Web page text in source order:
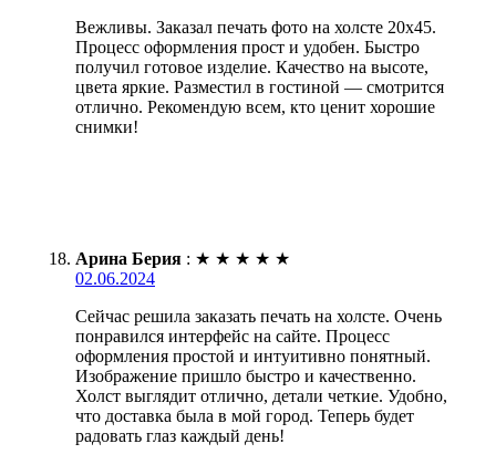
Вежливы. Заказал печать фото на холсте 20х45.
Процесс оформления прост и удобен. Быстро
получил готовое изделие. Качество на высоте,
цвета яркие. Разместил в гостиной — смотрится
отлично. Рекомендую всем, кто ценит хорошие
снимки!
Арина Берия : ★ ★ ★ ★ ★
02.06.2024
Сейчас решила заказать печать на холсте. Очень
понравился интерфейс на сайте. Процесс
оформления простой и интуитивно понятный.
Изображение пришло быстро и качественно.
Холст выглядит отлично, детали четкие. Удобно,
что доставка была в мой город. Теперь будет
радовать глаз каждый день!